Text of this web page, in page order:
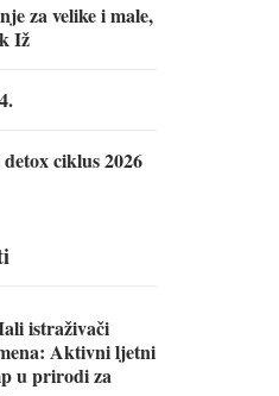
za velike i male,
Iž
ciklus 2026
istraživači
Aktivni ljetni
u prirodi za